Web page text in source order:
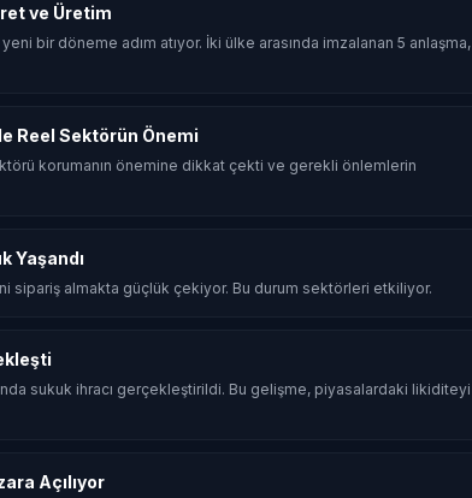
ve Üretim
bir döneme adım atıyor. İki ülke arasında imzalanan 5 anlaşma,
Reel Sektörün Önemi
korumanın önemine dikkat çekti ve gerekli önlemlerin
Yaşandı
sipariş almakta güçlük çekiyor. Bu durum sektörleri etkiliyor.
sukuk ihracı gerçekleştirildi. Bu gelişme, piyasalardaki likiditeyi
Açılıyor